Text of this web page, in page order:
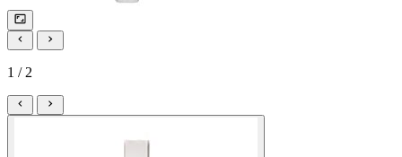
1 / 2